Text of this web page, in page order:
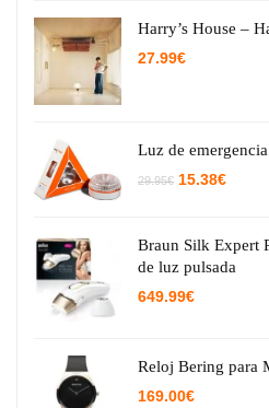
Harry’s House –
27.99€
Luz de
29.95€ El
29.95€.
15.38€El
Braun Silk Expert
de luz pulsada
649.99€
Reloj Bering para
169.00€